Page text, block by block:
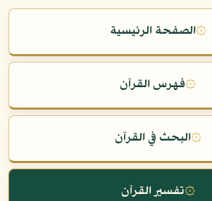
۞الصفحة الرئيسية
۞فهرس القرآن
۞البحث في القرآن
۞تفسير القرآن